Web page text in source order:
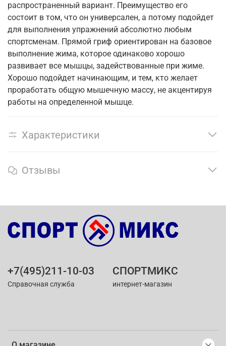
распространенный вариант. Преимущество его
состоит в том, что он универсален, а потому подойдет
для выполнения упражнений абсолютно любым
спортсменам. Прямой гриф ориентирован на базовое
выполнение жима, которое одинаково хорошо
развивает все мышцы, задействованные при жиме.
Хорошо подойдет начинающим, и тем, кто желает
проработать общую мышечную массу, не акцентируя
работы на определенной мышце.
Характеристики
Отзывы
+7(495)211-10-03
Справочная служба
СПОРТМИКС
интернет-магазин